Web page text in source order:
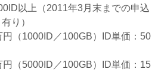
以上（2011年3月末までの申込
り）
／100GB）ID単価：50
／100GB）ID単価：15